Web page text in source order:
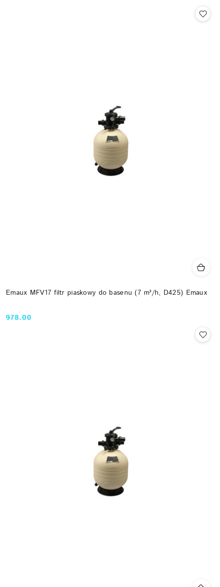
Cena:
Emaux MFV17 filtr piaskowy do basenu (7 m³/h, D425) Emaux
Cena:
978.00